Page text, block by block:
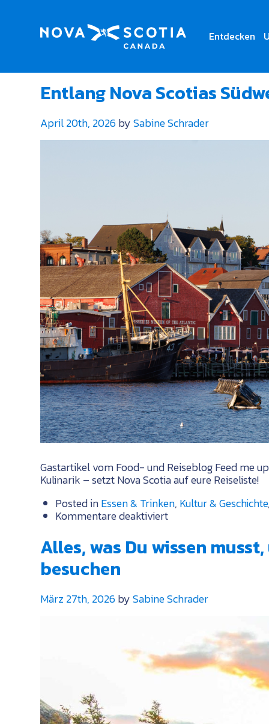
Entdecken
Kategorie:Outdoor-
Entlang Nova Scotias
April 20th, 2026 bySabine Schrader
Gastartikel vom Food- und Reiseblog Feed me
Kulinarik – setzt Nova Scotia auf eure Reiseliste!
Posted inEssen & Trinken, Kultur & Geschichte
Kommentare deaktiviertfür
Nova
Scotias
Cape
Sable
Lunenburg
Alles, was Du wissen
besuchen
März 27th, 2026 bySabine Schrader